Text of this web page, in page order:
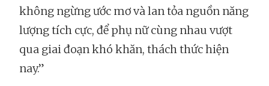
không ngừng ước mơ và lan tỏa nguồn năng
lượng tích cực, để phụ nữ cùng nhau vượt
qua giai đoạn khó khăn, thách thức hiện
nay.”